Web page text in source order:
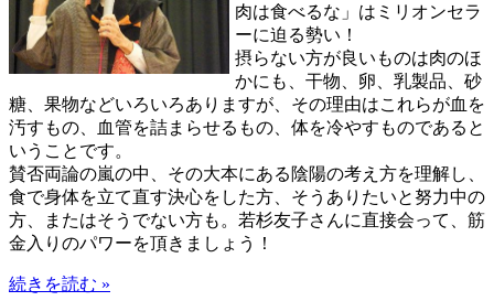
肉は食べるな」はミリオンセラ
ーに迫る勢い！
摂らない方が良いものは肉のほ
かにも、干物、卵、乳製品、砂
糖、果物などいろいろありますが、その理由はこれらが血を
汚すもの、血管を詰まらせるもの、体を冷やすものであると
いうことです。
賛否両論の嵐の中、その大本にある陰陽の考え方を理解し、
食で身体を立て直す決心をした方、そうありたいと努力中の
方、またはそうでない方も。若杉友子さんに直接会って、筋
金入りのパワーを頂きましょう！
続きを読む »